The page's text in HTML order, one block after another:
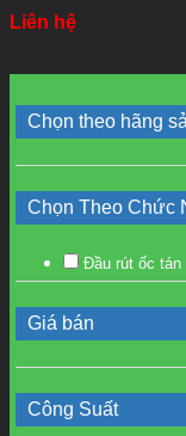
Liên hệ
Chọn theo hãng
Chọn Theo Chức
Đầu rút ốc tán
Giá bán
Công Suất